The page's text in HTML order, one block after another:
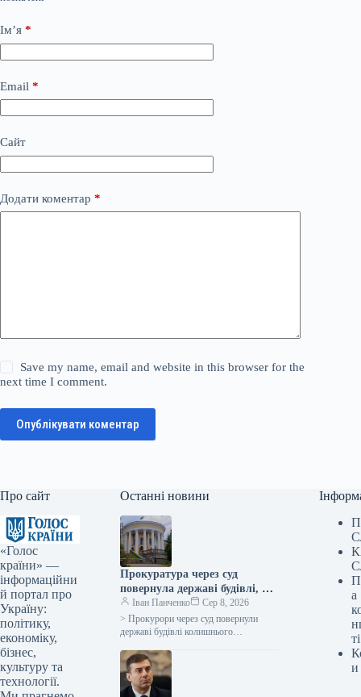
Ім’я *
Email *
Сайт
Додати коментар *
Save my name, email and website in this browser for the
next time I comment.
Опублікувати коментар
Про сайт
«Голос
країни» —
інформаційни
й портал про
Україну:
політику,
економіку,
бізнес,
культуру та
технології.
Останні новини
Прокуратура через суд
повернула державі будівлі, які
раніше належали Жовтневому
палацу.
Іван Панченко
Сер 8, 2026
> Прокурори через суд повернули
державі будівлі колишнього
культурної спадщини
загальнодержавного значення та
однією з…
а
ті
и